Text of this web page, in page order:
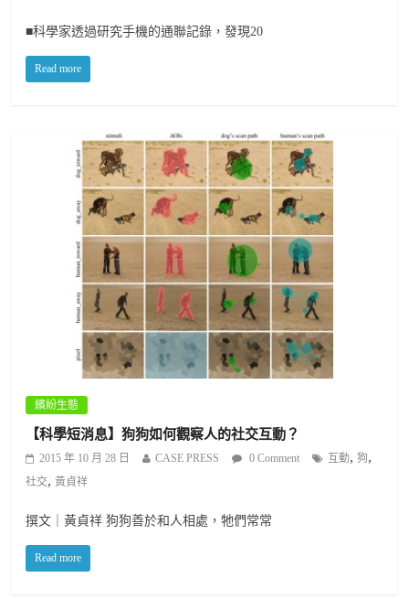
■科學家透過研究手機的通聯記錄，發現20
Read more
繽紛生態
【科學短消息】狗狗如何觀察人的社交互動？
2015 年 10 月 28 日 CASE PRESS 0 Comment 互動,狗,
社交,黃貞祥
撰文｜黃貞祥 狗狗善於和人相處，牠們常常
Read more